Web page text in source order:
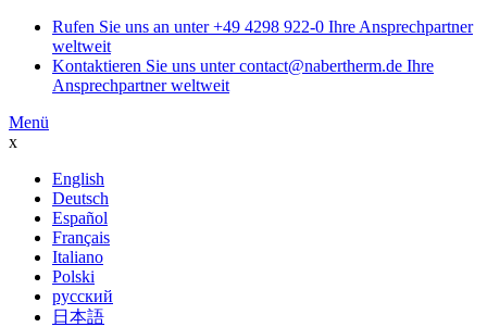
Rufen Sie uns an unter +49 4298 922-0 Ihre Ansprechpartner
weltweit
Kontaktieren Sie uns unter contact@nabertherm.de Ihre
Ansprechpartner weltweit
Menü
x
English
Deutsch
Español
Français
Italiano
Polski
русский
日本語